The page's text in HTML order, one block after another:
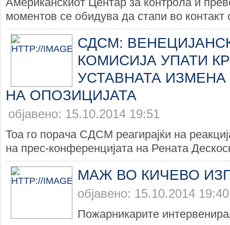
моментов се обидува да стапи во контакт
СДСМ:
КОМИСИЈА УПАТИ
УСТАВНАТА
НА ОПОЗИЦИЈАТА
објавено: 15.10.2014 19:51
Тоа го порача СДСМ реагирајќи на
на прес-конференцијата на Рената
МАЖ ВО КИЧЕВО
објавено: 15.10.2014 19:40
Пожарникарите